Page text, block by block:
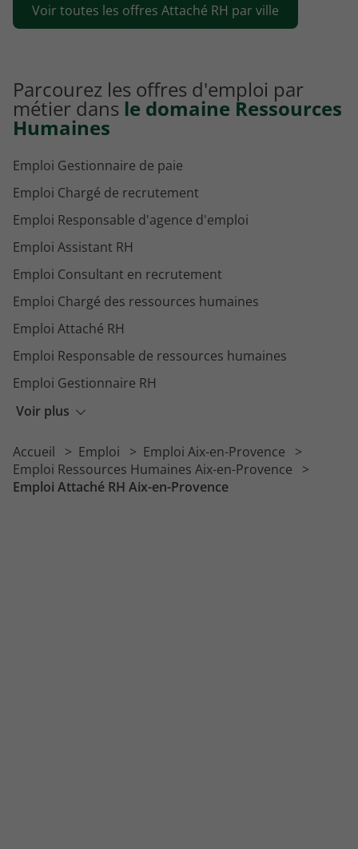
Emploi Attaché RH Angers
Voir toutes les offres Attaché RH par ville
Parcourez les offres d'emploi par
métier dans le domaine Ressources
Humaines
Voir plus
Emploi Gestionnaire de paie
Emploi Chargé de recrutement
Emploi Responsable d'agence d'emploi
Emploi Assistant RH
Emploi Consultant en recrutement
Emploi Chargé des ressources humaines
Emploi Attaché RH
Emploi Responsable de ressources humaines
Emploi Gestionnaire RH
Emploi Recruteur
Emploi Responsable paie
Accueil Emploi
Emploi Aix-en-Provence
Emploi Ressources Humaines Aix-en-Provence
Emploi Attaché RH Aix-en-Provence